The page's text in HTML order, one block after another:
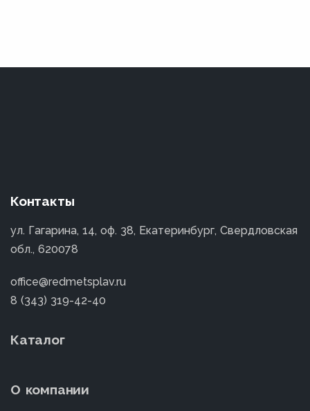
Контакты
ул. Гагарина, 14, оф. 38, Екатеринбург, Свердловская
обл., 620078
office@redmetsplav.ru
8 (343) 319-42-40
Каталог
О компании